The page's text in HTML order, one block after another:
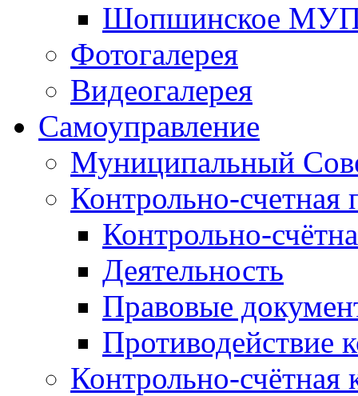
Шопшинское
Фотогалерея
Видеогалерея
Самоуправление
Муниципальный
Контрольно-счетная
Контрольно-
Деятельность
Правовые
Противодействие
Контрольно-счётная